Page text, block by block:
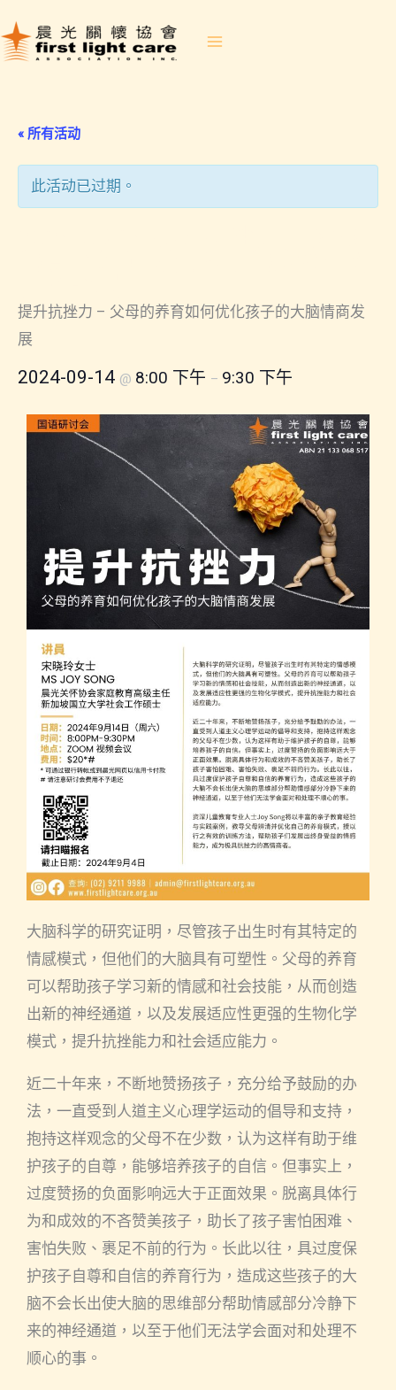
to
« 所有活动
此活动已过期。
提升抗挫力 – 父母的养育如何优化孩子的大脑情商发
展
2024-09-14 @ 8:00 下午 – 9:30 下午
大脑科学的研究证明，尽管孩子出生时有其特定的
情感模式，但他们的大脑具有可塑性。父母的养育
可以帮助孩子学习新的情感和社会技能，从而创造
出新的神经通道，以及发展适应性更强的生物化学
模式，提升抗挫能力和社会适应能力。
近二十年来，不断地赞扬孩子，充分给予鼓励的办
法，一直受到人道主义心理学运动的倡导和支持，
抱持这样观念的父母不在少数，认为这样有助于维
护孩子的自尊，能够培养孩子的自信。但事实上，
过度赞扬的负面影响远大于正面效果。脱离具体行
为和成效的不吝赞美孩子，助长了孩子害怕困难、
害怕失败、裹足不前的行为。长此以往，具过度保
护孩子自尊和自信的养育行为，造成这些孩子的大
脑不会长出使大脑的思维部分帮助情感部分冷静下
来的神经通道，以至于他们无法学会面对和处理不
顺心的事。